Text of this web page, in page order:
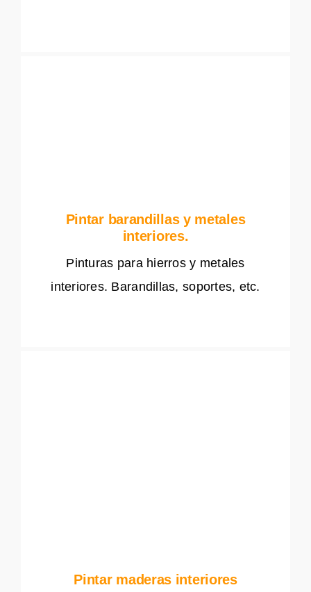
Pintar barandillas y metales
interiores.
Pinturas para hierros y metales
interiores. Barandillas, soportes, etc.
Pintar maderas interiores